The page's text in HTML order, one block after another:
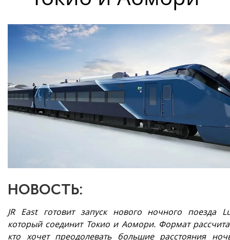
НОВОСТЬ:
JR East готовит запуск нового ночного поезда
который соединит Токио и Аомори. Формат
кто хочет преодолевать большие расстояния